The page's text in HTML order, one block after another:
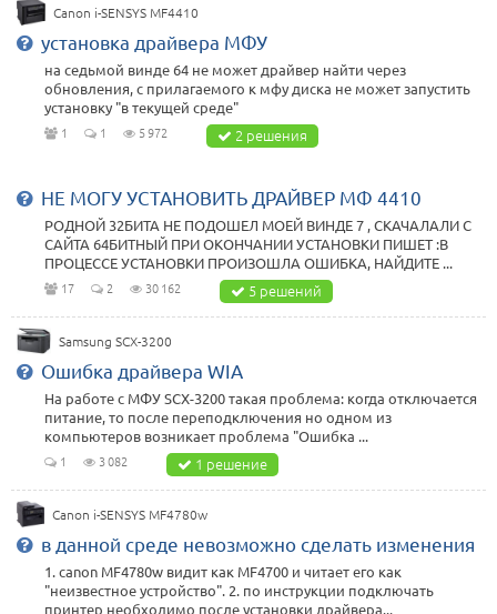
Canon i-SENSYS MF4410
установка драйвера МФУ
на седьмой винде 64 не может драйвер найти через
обновления, с прилагаемого к мфу диска не может запустить
установку "в текущей среде"
1 1 5 972 2 решения
НЕ МОГУ УСТАНОВИТЬ ДРАЙВЕР МФ 4410
РОДНОЙ 32БИТА НЕ ПОДОШЕЛ МОЕЙ ВИНДЕ 7 , СКАЧАЛАЛИ С
САЙТА 64БИТНЫЙ ПРИ ОКОНЧАНИИ УСТАНОВКИ ПИШЕТ :В
ПРОЦЕССЕ УСТАНОВКИ ПРОИЗОШЛА ОШИБКА, НАЙДИТЕ ...
17 2 30 162 5 решений
Samsung SCX-3200
Ошибка драйвера WIA
На работе с МФУ SCX-3200 такая проблема: когда отключается
питание, то после переподключения но одном из
компьютеров возникает проблема "Ошибка ...
1 3 082 1 решение
Canon i-SENSYS MF4780w
в данной среде невозможно сделать изменения
1. canon MF4780w видит как MF4700 и читает его как
"неизвестное устройство". 2. по инструкции подключать
принтер необходимо после установки драйвера...